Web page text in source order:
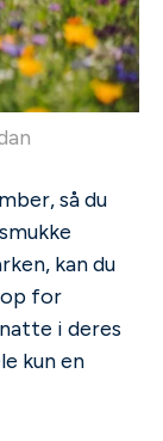
så du
kan du
op for
i deres
kun en